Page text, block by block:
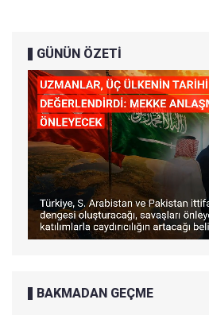
GÜNÜN ÖZETİ
BAKMADAN GEÇME